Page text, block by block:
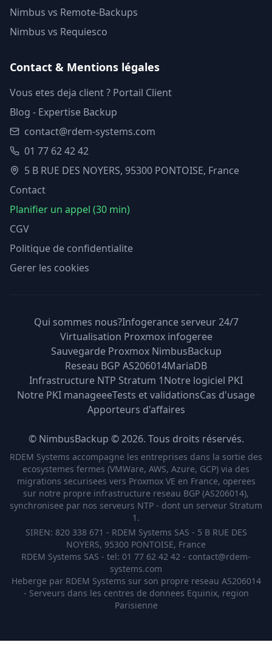
Nimbus vs Remote-Backups
Nimbus vs Requiesco
Contact & Mentions légales
Vous etes deja client ? Portail Client
Blog - Expertise Backup
contact@rdem-systems.com
01 77 62 42 42
5 B RUE DES NOYERS, 95300 PONTOISE, France
Contact
Planifier un appel (30 min)
CGV
Politique de confidentialite
Gerer les cookies
Qui sommes nous?Infogerance serveur 24/7
Virtualisation Proxmox infogeree
Sauvegarde Proxmox NimbusBackup
Reseau BGP AS206014MariaDB
Infrastructure NTP Stratum 1Notre logiciel PKI
Notre PKI manageeeTests et validationsCas d'usage
Apporteurs d'affaires
© NimbusBackup © 2026. Tous droits réservés.
RDEM Systems accompagne les entreprises dans la sortie des
ecosystemes fermes (VMWare, AWS, Azure, GCP) via des
migrations securisees vers Proxmox VE en France, operees
sur notre propre infrastructure reseau BGP (AS206014),
synchronisee par nos serveurs NTP - dont un serveur Stratum
1.
SIREN: 820 338 671 - RDEM Systems SAS - 5 B RUE DES
NOYERS, 95300 PONTOISE, France
RDEM Systems SAS - tel: 01 77 62 42 42 - contact@rdem-
systems.com
Heberge par RDEM Systems sur son propre reseau AS206014
- Serveurs dans les centres de donnees Equinix, region
Parisienne